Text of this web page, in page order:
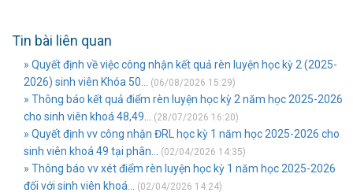
Tin bài liên quan
» Quyết định về việc công nhận kết quả rèn luyện học kỳ 2 (2025-
2026) sinh viên Khóa 50...
(06/08/2026 15:29)
» Thông báo kết quả điểm rèn luyện học kỳ 2 năm học 2025-2026
cho sinh viên khoá 48,49...
(28/07/2026 16:20)
» Quyết định vv công nhận ĐRL học kỳ 1 năm học 2025-2026 cho
sinh viên khoá 49 tại phân...
(02/04/2026 14:35)
» Thông báo vv xét điểm rèn luyện học kỳ 1 năm học 2025-2026
đối với sinh viên khoá...
(02/04/2026 14:24)